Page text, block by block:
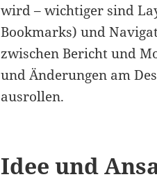
wird – wichtiger sind
Bookmarks) und
zwischen Bericht und
und Änderungen am
ausrollen.
Idee und